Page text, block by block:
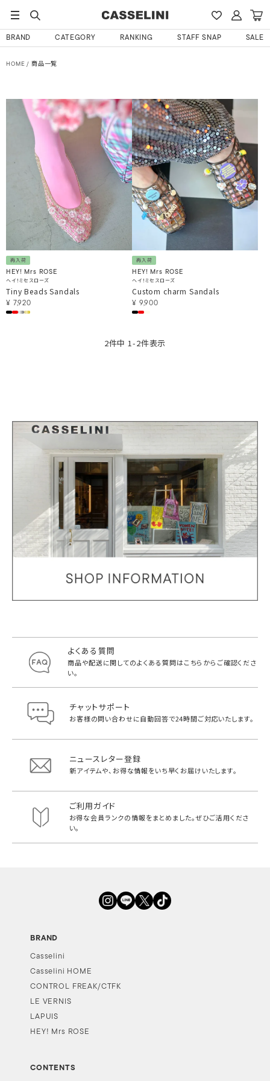
BRAND CATEGORY RANKING STAFF SNAP SALE
HOME 商品一覧
再入荷
HEY! Mrs ROSE
ヘイ！ミセスローズ
Tiny Beads Sandals
¥ 7,920
再入荷
HEY! Mrs ROSE
ヘイ！ミセスローズ
Custom charm Sandals
¥ 9,900
2件中 1 -2件表示
よくある質問
商品や配送に関してのよくある質問はこちらからご確認くださ
い。
チャットサポート
お客様の問い合わせに自動回答で24時間ご対応いたします。
ニュースレター登録
新アイテムや、お得な情報をいち早く お届けいたします。
ご利用ガイド
お得な会員ランクの情報をまとめました。ぜひご活用くださ
い。
BRAND
Casselini
Casselini HOME
CONTROL FREAK/CTFK
LE VERNIS
LAPUIS
HEY! Mrs ROSE
CONTENTS